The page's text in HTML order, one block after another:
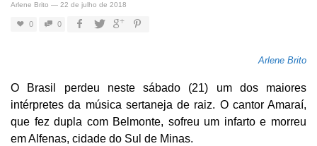
Arlene Brito — 22 de julho de 2018
0 0
Arlene Brito
O Brasil perdeu neste sábado (21) um dos maiores
intérpretes da música sertaneja de raiz. O cantor Amaraí,
que fez dupla com Belmonte, sofreu um infarto e morreu
em Alfenas, cidade do Sul de Minas.